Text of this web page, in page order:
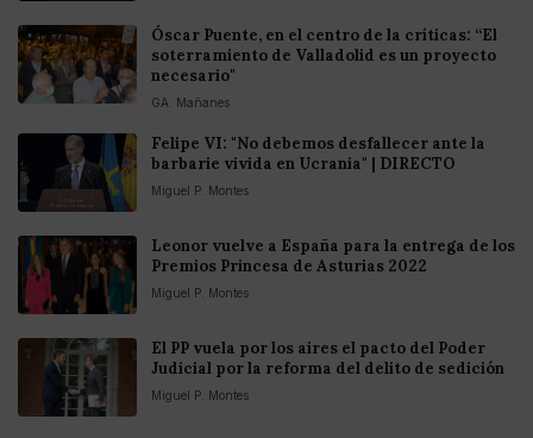
Óscar Puente, en el centro de la críticas: “El
soterramiento de Valladolid es un proyecto
necesario"
GA. Mañanes
Felipe VI: "No debemos desfallecer ante la
barbarie vivida en Ucrania" | DIRECTO
Miguel P. Montes
Leonor vuelve a España para la entrega de los
Premios Princesa de Asturias 2022
Miguel P. Montes
El PP vuela por los aires el pacto del Poder
Judicial por la reforma del delito de sedición
Miguel P. Montes